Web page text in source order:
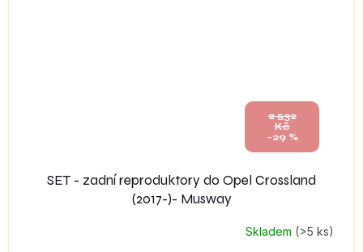
2 532
Kč
–29 %
SET - zadní reproduktory do Opel Crossland
(2017-)- Musway
Skladem (>5 ks)